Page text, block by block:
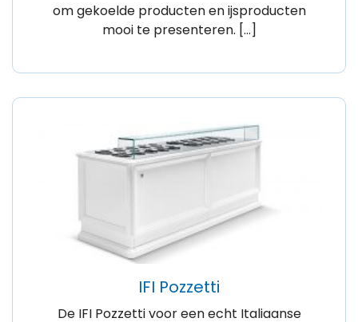
om gekoelde producten en ijsproducten
mooi te presenteren. […]
IFI Pozzetti
De IFI Pozzetti voor een echt Italiaanse